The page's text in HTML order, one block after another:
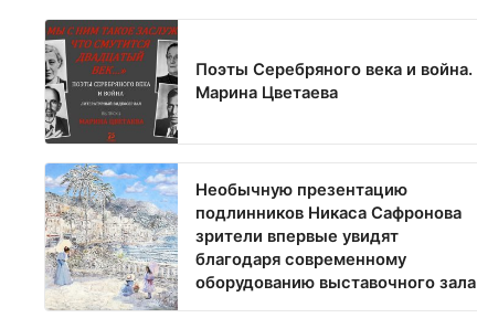
Поэты Серебряного века и война.
Марина Цветаева
Необычную презентацию
подлинников Никаса Сафронова
зрители впервые увидят
благодаря современному
оборудованию выставочного зала